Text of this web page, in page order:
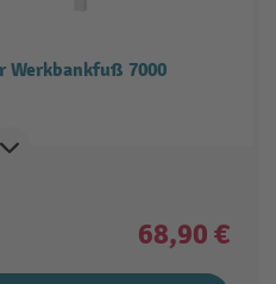
Werkbankfuß 7000
68,90 €